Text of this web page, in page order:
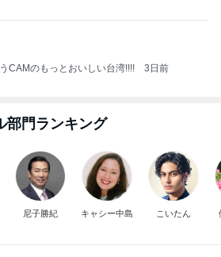
CAMのもっとおいしい台湾!!!! 3日前
部門ランキング
尼子勝紀 キャシー中島 こいたん